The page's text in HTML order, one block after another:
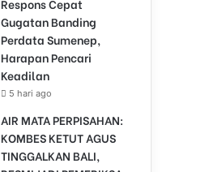
Respons Cepat
Gugatan Banding
Perdata Sumenep,
Harapan Pencari
Keadilan
5 hari ago
AIR MATA PERPISAHAN:
KOMBES KETUT AGUS
TINGGALKAN BALI,